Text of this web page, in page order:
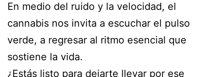
En medio del ruido y la velocidad, el
cannabis nos invita a escuchar el pulso
verde, a regresar al ritmo esencial que
sostiene la vida.
¿Estás listo para dejarte llevar por ese